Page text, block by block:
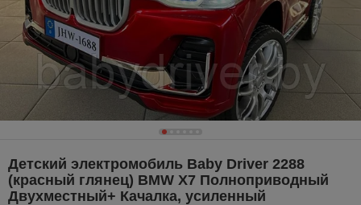
Детский электромобиль Baby Driver 2288
(красный глянец) BMW X7 Полноприводный
Двухместный+ Качалка, усиленный